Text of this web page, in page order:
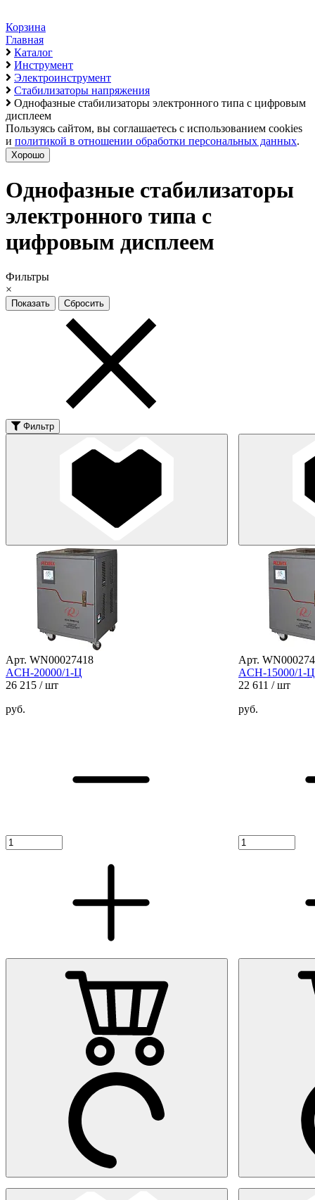
Корзина
Главная
Каталог
Инструмент
Электроинструмент
Стабилизаторы напряжения
Однофазные стабилизаторы электронного типа с цифровым
дисплеем
Пользуясь сайтом, вы соглашаетесь с использованием cookies
и политикой в отношении обработки персональных данных.
Хорошо
Однофазные стабилизаторы
электронного типа с
цифровым дисплеем
Фильтры
×
Фильтр
Арт. WN00027418
ACH-20000/1-Ц
26 215 / шт
руб.
Арт.
ACH-15000/1-Ц
22 611 / шт
руб.